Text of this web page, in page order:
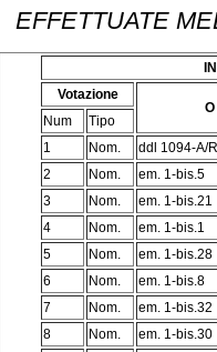
EFFETTUATE
Votazione
O
Num
Tipo
1
Nom.
ddl 1094-A/
2
Nom.
em. 1-bis.5
3
Nom.
em. 1-bis.21
4
Nom.
em. 1-bis.1
5
Nom.
em. 1-bis.28
6
Nom.
em. 1-bis.8
7
Nom.
em. 1-bis.32
8
Nom.
em. 1-bis.30